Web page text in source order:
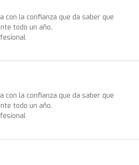
con la confianza que da saber que
todo un año.
con la confianza que da saber que
todo un año.